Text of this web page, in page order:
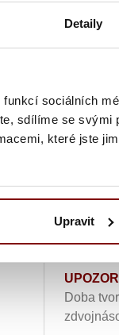
Detaily
sociálních
sdílíme se
které jste
Upravit
Doba